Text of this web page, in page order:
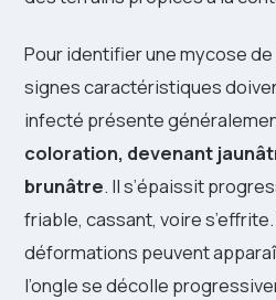
Pour identifier une mycose de
signes caractéristiques
infecté présente
coloration, devenant
brunâtre. Il s’épaissit
friable, cassant, voire
déformations peuvent
l’ongle se décolle